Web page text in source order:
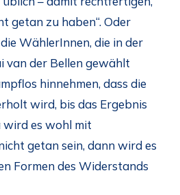
getan zu haben“. Oder
WählerInnen, die in der
van der Bellen gewählt
hinnehmen, dass die
wird, bis das Ergebnis
es wohl mit
getan sein, dann wird es
Formen des Widerstands